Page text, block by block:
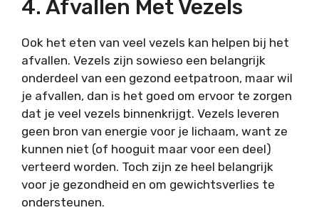
4. Afvallen Met Vezels
Ook het eten van veel vezels kan helpen bij het
afvallen. Vezels zijn sowieso een belangrijk
onderdeel van een gezond eetpatroon, maar wil
je afvallen, dan is het goed om ervoor te zorgen
dat je veel vezels binnenkrijgt. Vezels leveren
geen bron van energie voor je lichaam, want ze
kunnen niet (of hooguit maar voor een deel)
verteerd worden. Toch zijn ze heel belangrijk
voor je gezondheid en om gewichtsverlies te
ondersteunen.